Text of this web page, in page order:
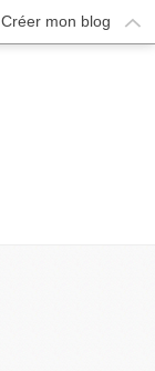
Créer mon blog